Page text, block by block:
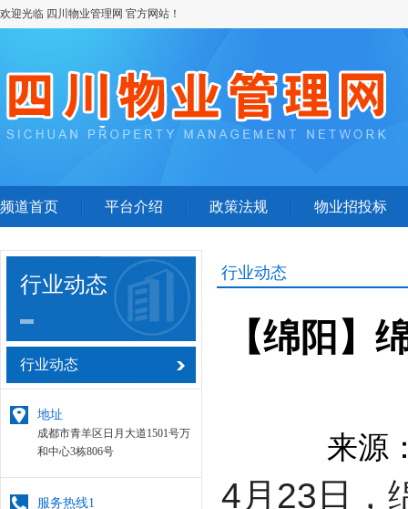
欢迎光临 四川物业管理网 官方网站！
频道首页 平台介绍 政策法规 物业招投标
行业动态
行业动态
地址
成都市青羊区日月大道1501号万
和中心3栋806号
服务热线1
行业动态
【绵阳】
来源
4月23日，